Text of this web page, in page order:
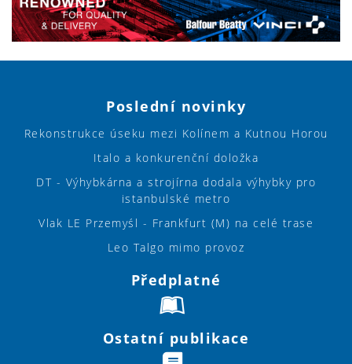
Poslední novinky
Rekonstrukce úseku mezi Kolínem a Kutnou Horou
Italo a konkurenční doložka
DT - Výhybkárna a strojírna dodala výhybky pro
istanbulské metro
Vlak LE Przemyśl - Frankfurt (M) na celé trase
Leo Talgo mimo provoz
Předplatné
Ostatní publikace